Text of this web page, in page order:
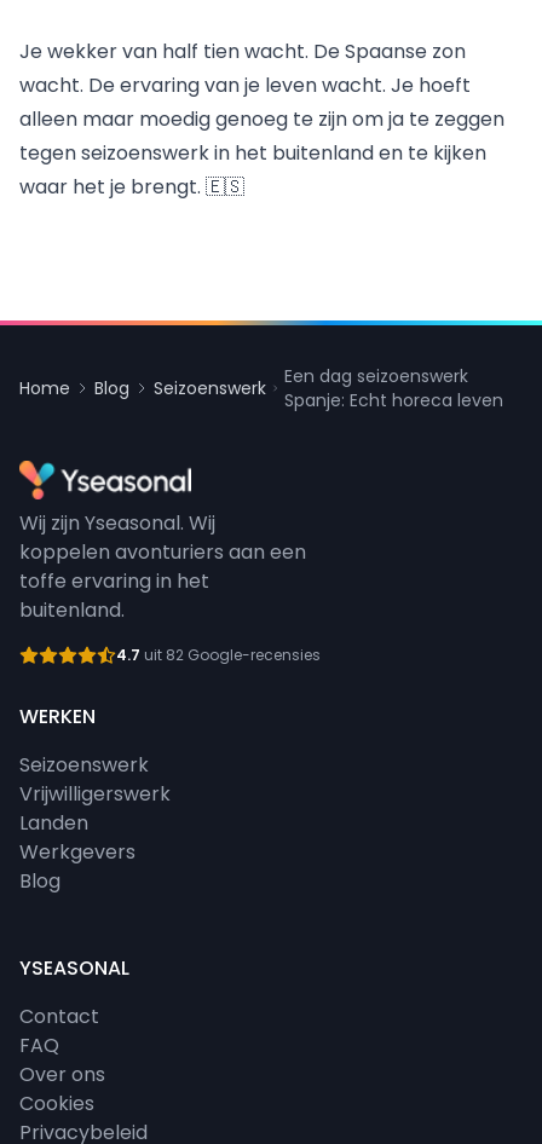
Je wekker van half tien wacht. De Spaanse zon
wacht. De ervaring van je leven wacht. Je hoeft
alleen maar moedig genoeg te zijn om ja te zeggen
tegen seizoenswerk in het buitenland en te kijken
waar het je brengt. 🇪🇸
Home Blog Seizoenswerk
Een dag seizoenswerk
Spanje: Echt horeca leven
Wij zijn Yseasonal. Wij
koppelen avonturiers aan een
toffe ervaring in het
buitenland.
4.7 uit 82 Google-recensies
WERKEN
Seizoenswerk
Vrijwilligerswerk
Landen
Werkgevers
Blog
YSEASONAL
Contact
FAQ
Over ons
Cookies
Privacybeleid